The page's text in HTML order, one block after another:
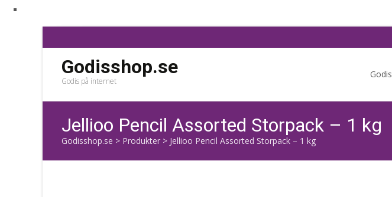
Godisshop.se
Godis på internet
Godis
Jellioo Pencil Assorted Storpack – 1 kg
Godisshop.se > Produkter > Jellioo Pencil Assorted Storpack – 1 kg